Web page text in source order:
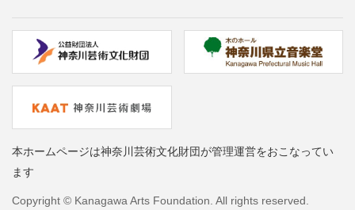
本ホームページは神奈川芸術文化財団が管理運営をおこなってい
ます
Copyright © Kanagawa Arts Foundation. All rights reserved.